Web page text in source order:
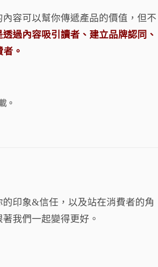
容可以幫你傳遞產品的價值，但不
透過內容吸引讀者、建立品牌認同、
。
。
印象&信任，以及站在消費者的角
我們一起變得更好。